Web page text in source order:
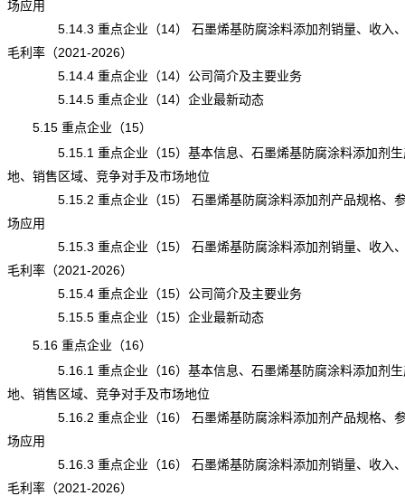
场应用
5.14.3 重点企业（14） 石墨烯基防腐涂料添加剂销量、收入、
毛利率（2021-2026）
5.14.4 重点企业（14）公司简介及主要业务
5.14.5 重点企业（14）企业最新动态
5.15 重点企业（15）
5.15.1 重点企业（15）基本信息、石墨烯基防腐涂料添加剂生
地、销售区域、竞争对手及市场地位
5.15.2 重点企业（15） 石墨烯基防腐涂料添加剂产品规格、参
场应用
5.15.3 重点企业（15） 石墨烯基防腐涂料添加剂销量、收入、
毛利率（2021-2026）
5.15.4 重点企业（15）公司简介及主要业务
5.15.5 重点企业（15）企业最新动态
5.16 重点企业（16）
5.16.1 重点企业（16）基本信息、石墨烯基防腐涂料添加剂生
地、销售区域、竞争对手及市场地位
5.16.2 重点企业（16） 石墨烯基防腐涂料添加剂产品规格、参
场应用
5.16.3 重点企业（16） 石墨烯基防腐涂料添加剂销量、收入、
毛利率（2021-2026）